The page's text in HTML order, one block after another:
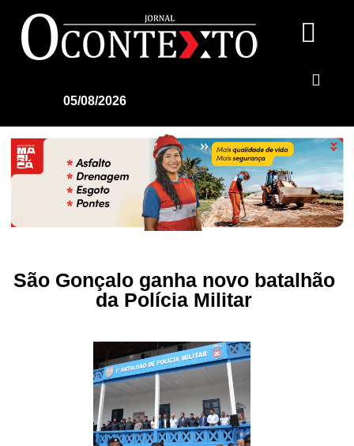
05/08/2026
São Gonçalo ganha novo batalhão
da Polícia Militar